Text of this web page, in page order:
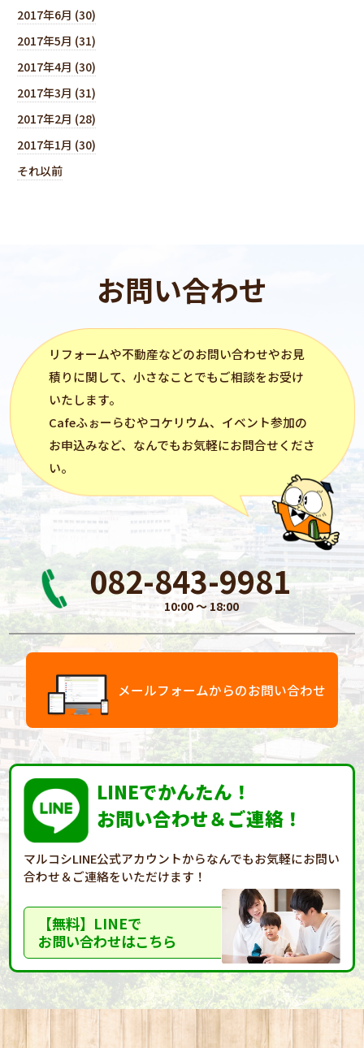
2017年6月 (30)
2017年5月 (31)
2017年4月 (30)
2017年3月 (31)
2017年2月 (28)
2017年1月 (30)
それ以前
お問い合わせ
リフォームや不動産などのお問い合わせやお見
積りに関して、小さなことでもご相談をお受け
いたします。
Cafeふぉーらむやコケリウム、イベント参加の
お申込みなど、なんでもお気軽にお問合せくださ
い。
082-843-9981
10:00 〜 18:00
メールフォームからのお問い合わせ
LINEでかんたん！
お問い合わせ＆ご連絡！
マルコシLINE公式アカウントからなんでもお気軽にお問い
合わせ＆ご連絡をいただけます！
【無料】LINEで
お問い合わせはこちら